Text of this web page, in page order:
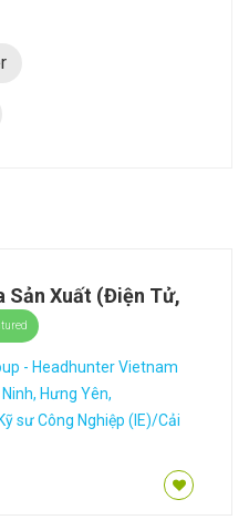
Sản Xuất (Điện Tử,
- Headhunter Vietnam
Hưng Yên,
Kỹ sư Công Nghiệp (IE)/Cải